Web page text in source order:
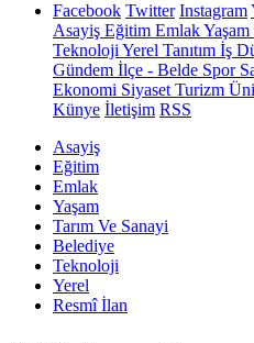
Facebook Twitter Instagram
Asayiş Eğitim EmlakYaşam
Teknoloji Yerel Tanıtım İş
Gündem İlçe - Belde Spor
Ekonomi Siyaset Turizm
Künye İletişim RSS
Asayiş
Eğitim
Emlak
Yaşam
Tarım Ve Sanayi
Belediye
Teknoloji
Yerel
Resmî İlan